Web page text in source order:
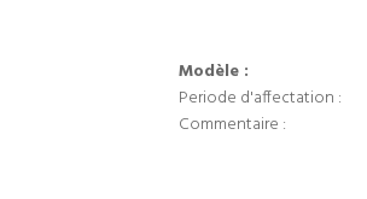
Modèle :
Periode d'affectation :
Commentaire :